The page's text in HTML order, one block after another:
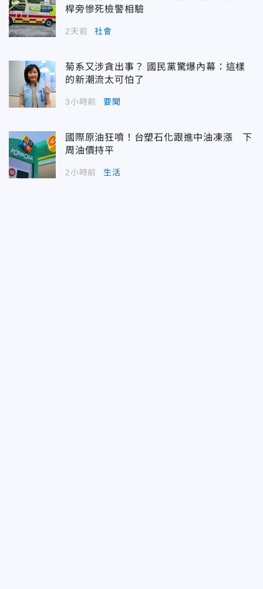
桿旁慘死檢警相驗
2天前 社會
菊系又涉貪出事？ 國民黨驚爆內幕：這樣
的新潮流太可怕了
3小時前 要聞
國際原油狂噴！台塑石化跟進中油凍漲 下
周油價持平
2小時前 生活